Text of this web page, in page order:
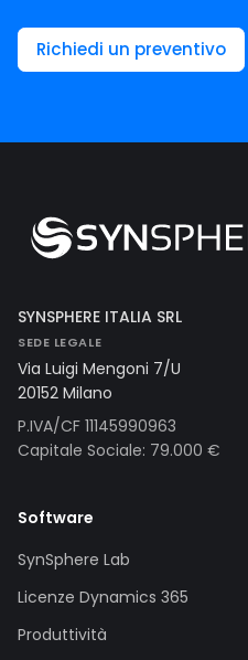
Richiedi un preventivo
SYNSPHERE ITALIA SRL
SEDE LEGALE
Via Luigi Mengoni 7/U
20152 Milano
P.IVA/CF 11145990963
Capitale Sociale: 79.000 €
Software
SynSphere Lab
Licenze Dynamics 365
Produttività